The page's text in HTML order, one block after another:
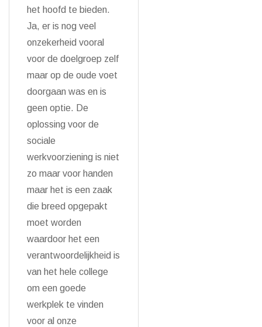
het hoofd te bieden.
Ja, er is nog veel
onzekerheid vooral
voor de doelgroep zelf
maar op de oude voet
doorgaan was en is
geen optie. De
oplossing voor de
sociale
werkvoorziening is niet
zo maar voor handen
maar het is een zaak
die breed opgepakt
moet worden
waardoor het een
verantwoordelijkheid is
van het hele college
om een goede
werkplek te vinden
voor al onze